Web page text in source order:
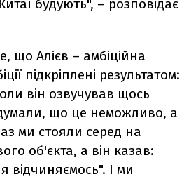
будують", – розповідає
що Алієв – амбіційна
підкріплені результатом:
він озвучував щось
що це неможливо, а
ми стояли серед на
об'єкта, а він казав:
відчиняємось". І ми